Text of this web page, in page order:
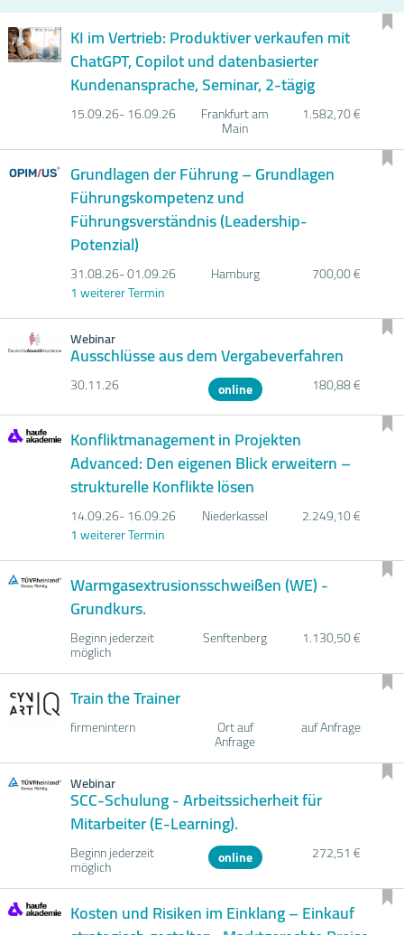
KI im Vertrieb: Produktiver verkaufen mit
ChatGPT, Copilot und datenbasierter
Kundenansprache, Seminar, 2-tägig
15.09.26- 16.09.26 Frankfurt am
Main
1.582,70 €
Grundlagen der Führung – Grundlagen
Führungskompetenz und
Führungsverständnis (Leadership-
Potenzial)
31.08.26- 01.09.26 Hamburg
700,00 €
1 weiterer Termin
Webinar
Ausschlüsse aus dem Vergabeverfahren
30.11.26 online 180,88 €
Konfliktmanagement in Projekten
Advanced: Den eigenen Blick erweitern –
strukturelle Konflikte lösen
14.09.26- 16.09.26 Niederkassel
2.249,10 €
1 weiterer Termin
Warmgasextrusionsschweißen (WE) -
Grundkurs.
Beginn jederzeit
möglich
Senftenberg 1.130,50 €
Train the Trainer
firmenintern Ort auf
Anfrage
auf Anfrage
Webinar
SCC-Schulung - Arbeitssicherheit für
Mitarbeiter (E-Learning).
Beginn jederzeit
möglich online 272,51 €
Kosten und Risiken im Einklang – Einkauf